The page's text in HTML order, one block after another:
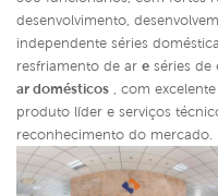
desenvolvimento,
independente séries
resfriamento de ar e séries de
ar domésticos
com
produto líder e serviços
reconhecimento do mercado.